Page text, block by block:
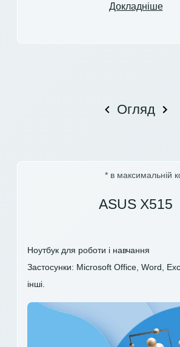
Докладніше
Огляд
* в максимальній
ASUS X515
Ноутбук для роботи і навчання
Застосунки: Microsoft Office, Word,
інші.